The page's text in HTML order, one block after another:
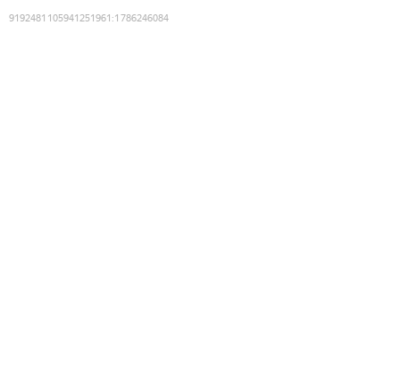
9192481105941251961 :1786246084